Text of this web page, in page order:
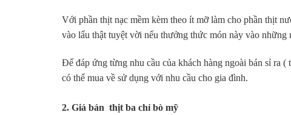
Với phần thịt nạc mềm kèm theo ít mỡ làm cho phần thịt
vào lẩu thật tuyệt vời nếu thưởng thức món này vào những
Để đáp ứng từng nhu cầu của khách hàng ngoài bán sỉ ra
có thể mua về sử dụng với nhu cầu cho gia đình.
2. Giá bán thịt ba chỉ bò mỹ